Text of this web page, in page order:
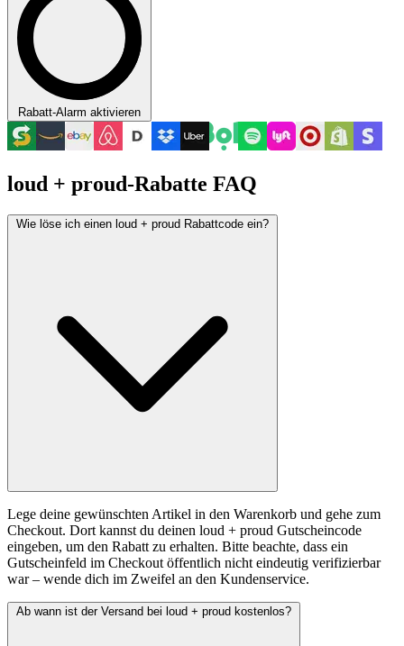
Rabatt-Alarm aktivieren
loud + proud-Rabatte FAQ
Wie löse ich einen loud + proud Rabattcode ein?
Lege deine gewünschten Artikel in den Warenkorb und gehe zum
Checkout. Dort kannst du deinen loud + proud Gutscheincode
eingeben, um den Rabatt zu erhalten. Bitte beachte, dass ein
Gutscheinfeld im Checkout öffentlich nicht eindeutig verifizierbar
war – wende dich im Zweifel an den Kundenservice.
Ab wann ist der Versand bei loud + proud kostenlos?